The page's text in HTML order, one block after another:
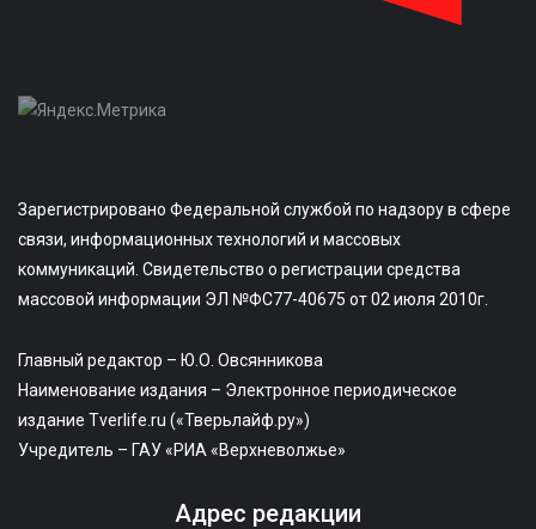
Зарегистрировано Федеральной службой по надзору в сфере
связи, информационных технологий и массовых
коммуникаций. Свидетельство о регистрации средства
массовой информации ЭЛ №ФС77-40675 от 02 июля 2010г.
Главный редактор – Ю.О. Овсянникова
Наименование издания – Электронное периодическое
издание Tverlife.ru («Тверьлайф.ру»)
Учредитель – ГАУ «РИА «Верхневолжье»
Адрес редакции